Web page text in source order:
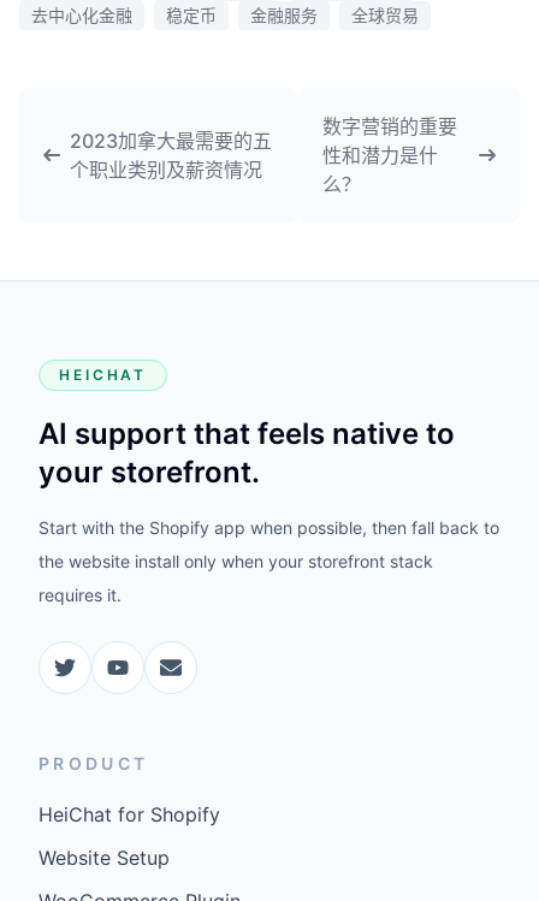
去中心化金融
稳定币 金融服务 全球贸易
2023加拿大最需要的五
个职业类别及薪资情况
数字营销的重要
性和潜力是什
么？
HEICHAT
AI support that feels native to
your storefront.
Start with the Shopify app when possible, then fall back to
the website install only when your storefront stack
requires it.
PRODUCT
HeiChat for Shopify
Website Setup